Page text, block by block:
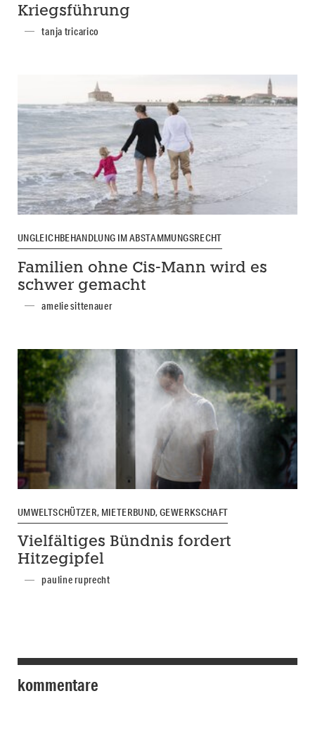
Kriegsführung
tanja tricarico
UNGLEICHBEHANDLUNG IM ABSTAMMUNGSRECHT
Familien ohne Cis-Mann wird es
schwer gemacht
amelie sittenauer
UMWELTSCHÜTZER, MIETERBUND, GEWERKSCHAFT
Vielfältiges Bündnis fordert
Hitzegipfel
pauline ruprecht
kommentare